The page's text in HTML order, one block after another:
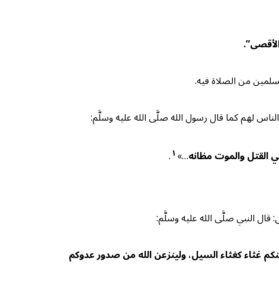
من الصلاة فيه.
لهم كما قال رسول الله صلَّى الله عليه وسلَّم:
والموت مظانه…»١.
النبي صلَّى الله عليه وسلَّم:
غثاء كغثاء السيل، ولينزعن الله من صدور عدوكم